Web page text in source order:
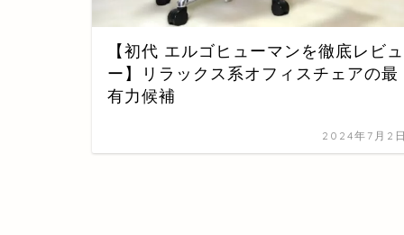
【初代 エルゴヒューマンを徹底レビュ
ー】リラックス系オフィスチェアの最
有力候補
2024年7月2